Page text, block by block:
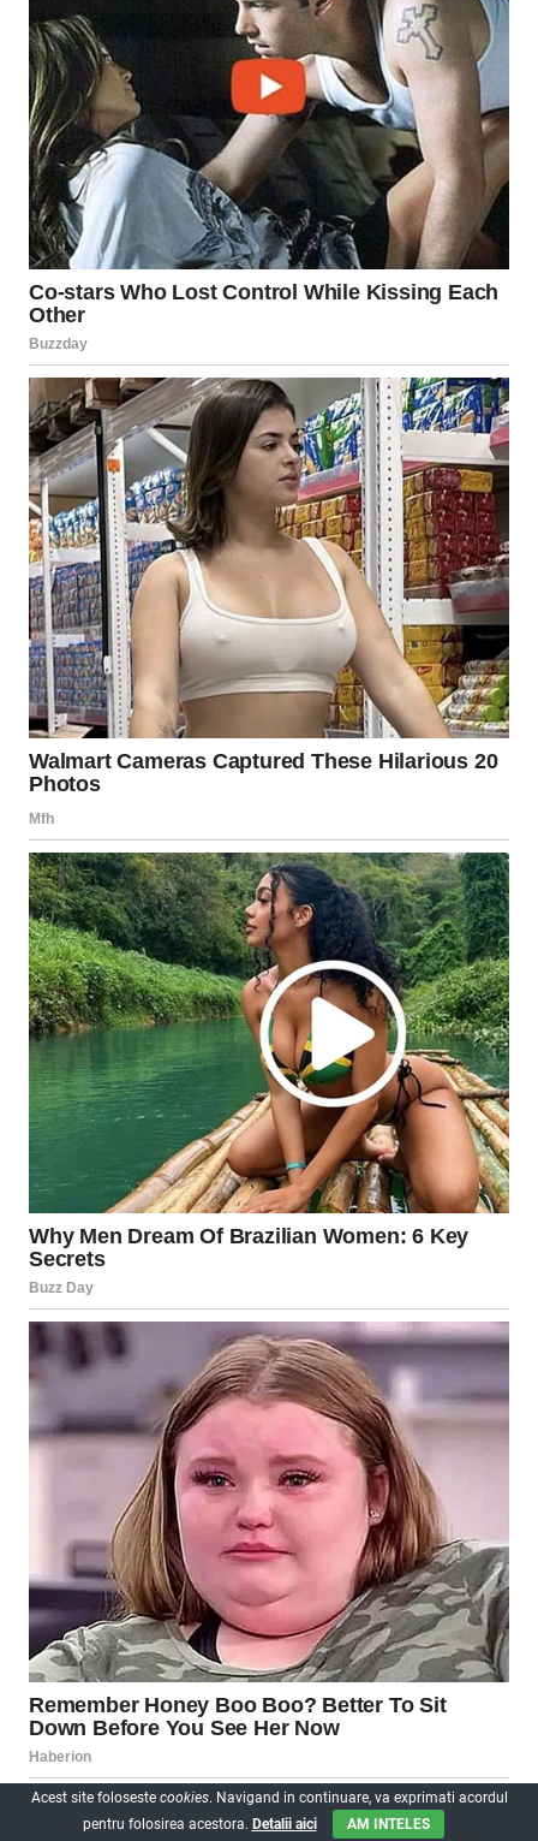
Acest site foloseste cookies. Navigand in continuare, va exprimati acordul
pentru folosirea acestora. Detalii aici AM INTELES